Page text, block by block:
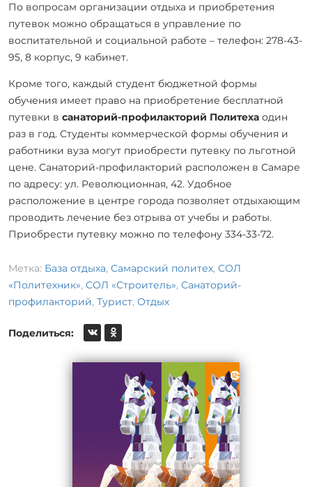
По вопросам организации отдыха и приобретения
путевок можно обращаться в управление по
воспитательной и социальной работе – телефон: 278-43-
95, 8 корпус, 9 кабинет.
Кроме того, каждый студент бюджетной формы
обучения имеет право на приобретение бесплатной
путевки в санаторий-профилакторий Политеха один
раз в год. Студенты коммерческой формы обучения и
работники вуза могут приобрести путевку по льготной
цене. Санаторий-профилакторий расположен в Самаре
по адресу: ул. Революционная, 42. Удобное
расположение в центре города позволяет отдыхающим
проводить лечение без отрыва от учебы и работы.
Приобрести путевку можно по телефону 334-33-72.
Метка: База отдыха, Самарский политех, СОЛ
«Политехник», СОЛ «Строитель», Санаторий-
профилакторий, Турист, Отдых
Поделиться: